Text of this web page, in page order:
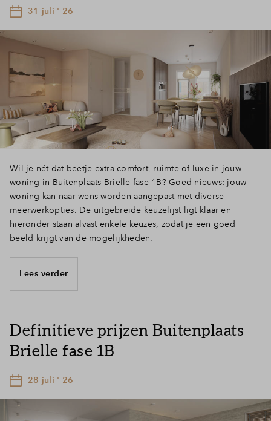
31 juli ' 26
Wil je nét dat beetje extra comfort, ruimte of luxe in jouw
woning in Buitenplaats Brielle fase 1B? Goed nieuws: jouw
woning kan naar wens worden aangepast met diverse
meerwerkopties. De uitgebreide keuzelijst ligt klaar en
hieronder staan alvast enkele keuzes, zodat je een goed
beeld krijgt van de mogelijkheden.
Lees verder
Definitieve prijzen Buitenplaats
Brielle fase 1B
28 juli ' 26